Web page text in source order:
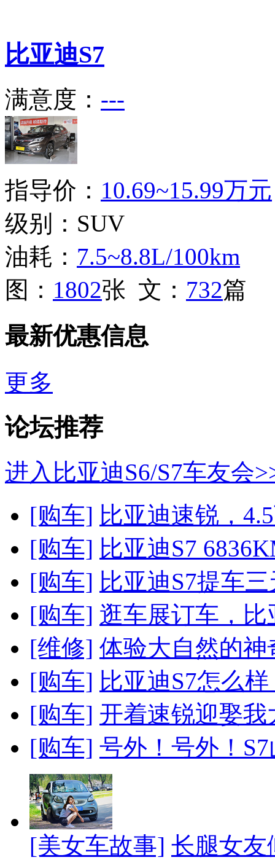
比亚迪S7
满意度： ---
指导价： 10.69~15.99万元
级别：SUV
油耗： 7.5~8.8L/100km
图： 1802张 文： 732篇
最新优惠信息
更多
论坛推荐
进入比亚迪S6/S7车友会
[购车] 比亚迪速锐，
[购车] 比亚迪S7
[购车] 比亚迪S7提车
[购车] 逛车展订车，比
[维修] 体验大自然的神
[购车] 比亚迪S7怎么
[购车] 开着速锐迎娶我
[购车] 号外！号外！
[美女车故事] 长腿女友